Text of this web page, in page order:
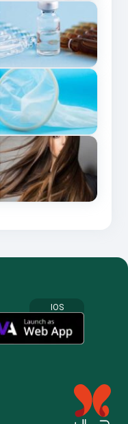
IOS